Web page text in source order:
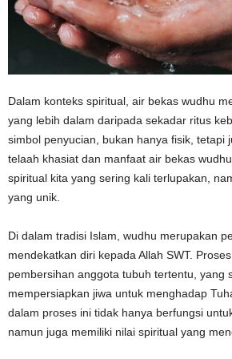
Dalam konteks spiritual, air bekas wudhu
yang lebih dalam daripada sekadar ritus
simbol penyucian, bukan hanya fisik, tetapi
telaah khasiat dan manfaat air bekas
spiritual kita yang sering kali terlupakan,
yang unik.
Di dalam tradisi Islam, wudhu merupakan
mendekatkan diri kepada Allah SWT.
pembersihan anggota tubuh tertentu, yang
mempersiapkan jiwa untuk menghadap
dalam proses ini tidak hanya berfungsi
namun juga memiliki nilai spiritual yang